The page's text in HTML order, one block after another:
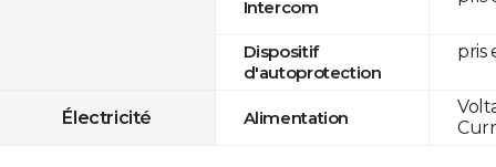
Intercom
Dispositif
d'autoprotection
Électricité Alimentation
pris